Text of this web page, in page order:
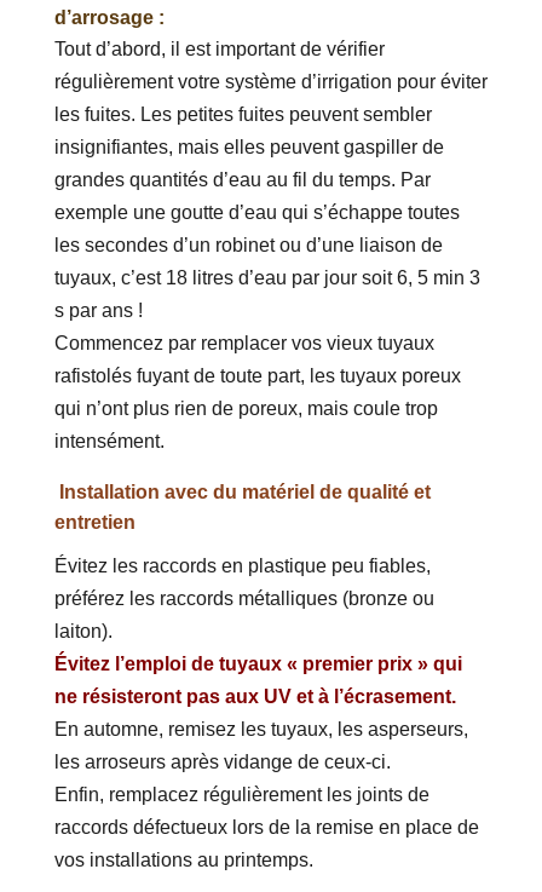
d’arrosage :
Tout d’abord, il est important de vérifier
régulièrement votre système d’irrigation pour éviter
les fuites. Les petites fuites peuvent sembler
insignifiantes, mais elles peuvent gaspiller de
grandes quantités d’eau au fil du temps. Par
exemple une goutte d’eau qui s’échappe toutes
les secondes d’un robinet ou d’une liaison de
tuyaux, c’est 18 litres d’eau par jour soit 6, 5 min 3
s par ans !
Commencez par remplacer vos vieux tuyaux
rafistolés fuyant de toute part, les tuyaux poreux
qui n’ont plus rien de poreux, mais coule trop
intensément.
Installation avec du matériel de qualité et
entretien
Évitez les raccords en plastique peu fiables,
préférez les raccords métalliques (bronze ou
laiton).
Évitez l’emploi de tuyaux « premier prix » qui
ne résisteront pas aux UV et à l’écrasement.
En automne, remisez les tuyaux, les asperseurs,
les arroseurs après vidange de ceux-ci.
Enfin, remplacez régulièrement les joints de
raccords défectueux lors de la remise en place de
vos installations au printemps.